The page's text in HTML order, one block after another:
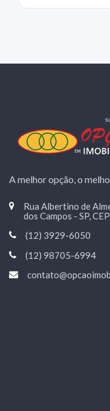
A melhor opção, o
Rua Albertino de
dos Campos - SP,
(12) 3929-6050
(12) 98705-6994